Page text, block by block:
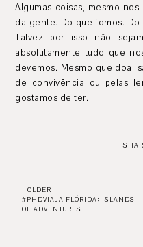
Algumas coisas, mesmo
da gente. Do que fomos.
Talvez por isso não
absolutamente tudo que
devemos. Mesmo que doa,
de convivência ou pelas
gostamos de ter.
OLDER
#PHDVIAJA FLÓRIDA: ISLANDS
OF ADVENTURES